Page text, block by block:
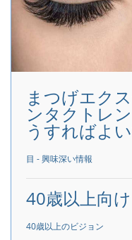
まつげエク
ンタクトレ
うすればよ
目 - 興味深い情報
40歳以上向
40歳以上のビジョン